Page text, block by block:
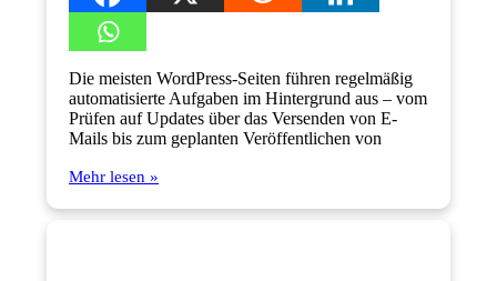
Die meisten WordPress-Seiten führen regelmäßig
automatisierte Aufgaben im Hintergrund aus – vom
Prüfen auf Updates über das Versenden von E-
Mails bis zum geplanten Veröffentlichen von
Mehr lesen »